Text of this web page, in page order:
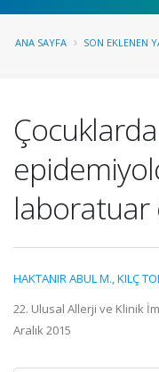
ANA SAYFA SON EKLENEN
laboratuar
HAKTANIR ABUL M.,KILÇ
22. Ulusal Allerji ve Klinik
Aralık 2015